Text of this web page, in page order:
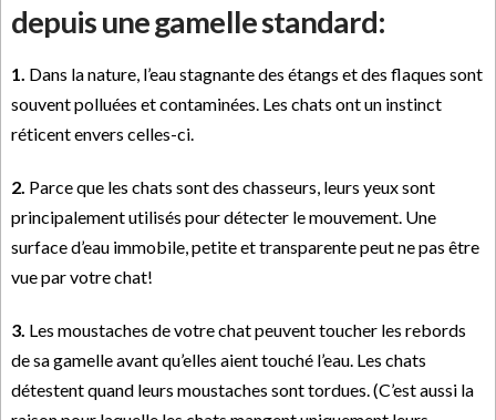
depuis une gamelle standard:
1. Dans la nature, l’eau stagnante des étangs et des flaques sont
souvent polluées et contaminées. Les chats ont un instinct
réticent envers celles-ci.
2. Parce que les chats sont des chasseurs, leurs yeux sont
principalement utilisés pour détecter le mouvement. Une
surface d’eau immobile, petite et transparente peut ne pas être
vue par votre chat!
3. Les moustaches de votre chat peuvent toucher les rebords
de sa gamelle avant qu’elles aient touché l’eau. Les chats
détestent quand leurs moustaches sont tordues. (C’est aussi la